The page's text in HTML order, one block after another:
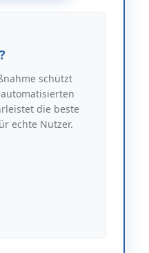
schützt
die beste
echte Nutzer.